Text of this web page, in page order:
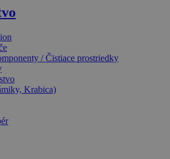
/ Čistiace prostriedky
Krabica)